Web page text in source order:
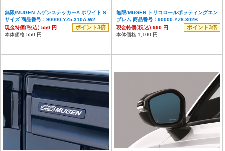
無限/MUGEN ムゲンステッカーA ホワイト S
サイズ 商品番号：90000-YZ5-310A-W2
現金特価(税込) 550 円 ポイント3倍
本体価格 550 円
無限/MUGEN トリコロールポッティングエン
ブレム 商品番号：90000-YZ8-302B
現金特価(税込) 990 円 ポイント3倍
本体価格 1,100 円